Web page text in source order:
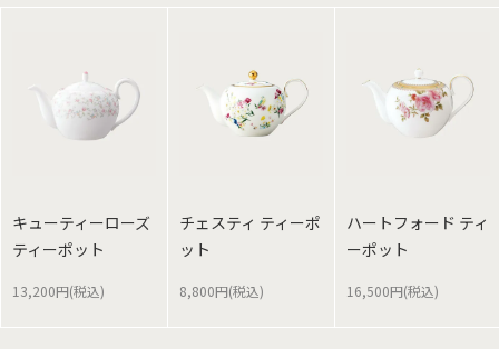
キューティーローズ
ティーポット
13,200円(税込)
チェスティ ティーポ
ット
8,800円(税込)
ハートフォード ティ
ーポット
16,500円(税込)